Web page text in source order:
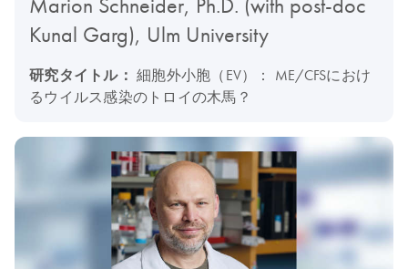
Kunal Garg), Ulm University
研究タイトル： 細胞外小胞（EV）： ME/CFSにおけ
るウイルス感染のトロイの木馬？